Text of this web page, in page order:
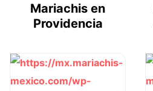
Mariachis en
Providencia